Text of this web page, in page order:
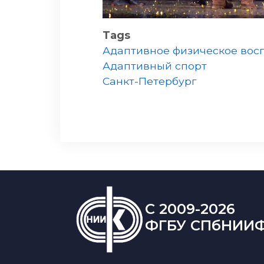
Tags
Адаптивное физическое
Адаптивный спорт
Санкт-Петербург
C 2009-2026
ФГБУ